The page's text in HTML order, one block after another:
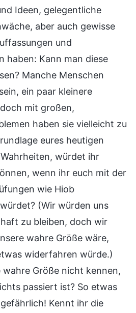
Ideen, gelegentliche
aber auch gewisse
und
haben: Kann man diese
Manche Menschen
ein paar kleinere
mit großen,
haben sie vielleicht zu
eures heutigen
würdet ihr
wenn ihr euch mit der
wie Hiob
(Wir würden uns
zu bleiben, doch wir
wahre Größe wäre,
widerfahren würde.)
Größe nicht kennen,
passiert ist? So etwas
Kennt ihr die